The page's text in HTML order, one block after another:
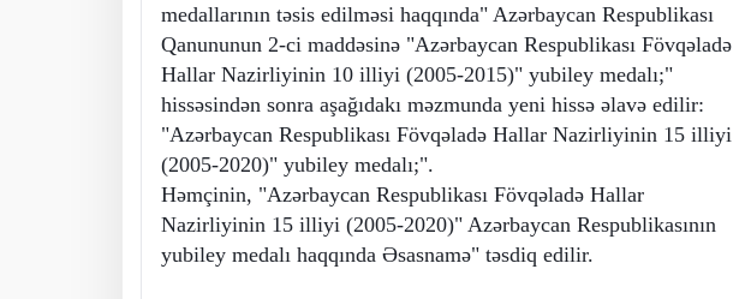
medallarının təsis edilməsi haqqında" Azərbaycan Respublikası
Qanununun 2-ci maddəsinə "Azərbaycan Respublikası Fövqəladə
Hallar Nazirliyinin 10 illiyi (2005-2015)" yubiley medalı;"
hissəsindən sonra aşağıdakı məzmunda yeni hissə əlavə edilir:
"Azərbaycan Respublikası Fövqəladə Hallar Nazirliyinin 15 illiyi
(2005-2020)" yubiley medalı;".
Həmçinin, "Azərbaycan Respublikası Fövqəladə Hallar
Nazirliyinin 15 illiyi (2005-2020)" Azərbaycan Respublikasının
yubiley medalı haqqında Əsasnamə" təsdiq edilir.